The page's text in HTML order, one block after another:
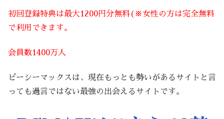
初回登録特典は最大1200円分無料(※女性の方は完全無料
で利用できます。
会員数1400万人
ピーシーマックスは、現在もっとも勢いがあるサイトと言
っても過言ではない最強の出会えるサイトです。